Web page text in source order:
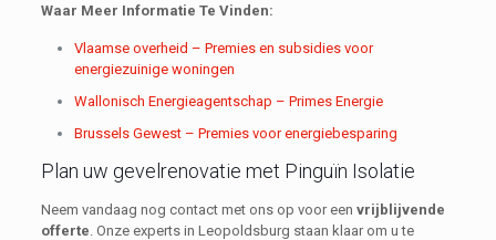
Waar Meer Informatie Te Vinden:
Vlaamse overheid – Premies en subsidies voor
energiezuinige woningen
Wallonisch Energieagentschap – Primes Energie
Brussels Gewest – Premies voor energiebesparing
Plan uw gevelrenovatie met Pinguïn Isolatie
Neem vandaag nog contact met ons op voor een vrijblijvende
offerte . Onze experts in Leopoldsburg staan klaar om u te